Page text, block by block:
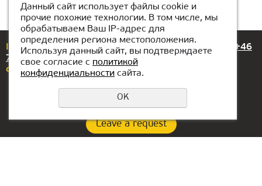
If you have any questions or suggestions, please call
+46
72-318 99 89
or email us atstockholm@kiber1.com
Leave a request
Данный сайт использует файлы cookie и
прочие похожие технологии. В том числе, мы
обрабатываем Ваш IP-адрес для
определения региона местоположения.
Используя данный сайт, вы подтверждаете
свое согласие с политикой
конфиденциальности сайта.
OK